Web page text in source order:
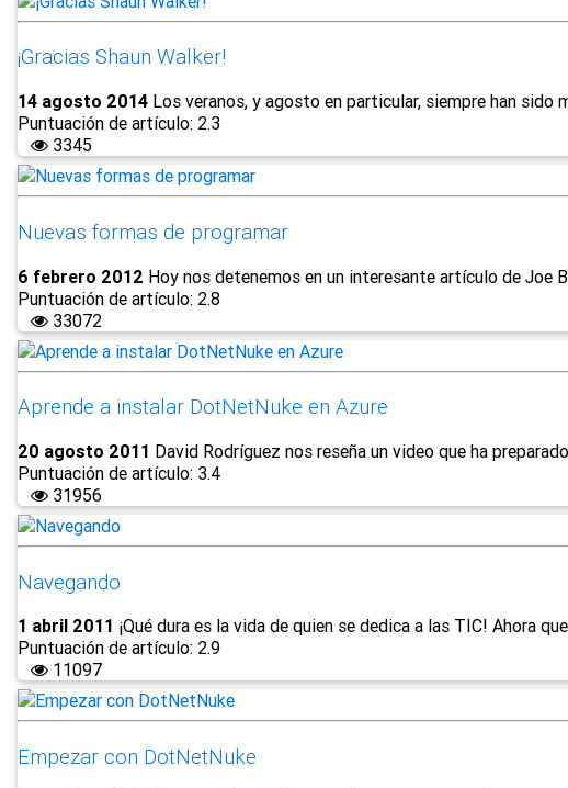
¡Gracias Shaun Walker!
14 agosto 2014 Los veranos, y agosto en particular, siempre han
Puntuación de artículo: 2.3
3345
Nuevas formas de programar
6 febrero 2012 Hoy nos detenemos en un interesante artículo de Joe
Puntuación de artículo: 2.8
33072
Aprende a instalar DotNetNuke en Azure
20 agosto 2011 David Rodríguez nos reseña un video que ha
Puntuación de artículo: 3.4
31956
Navegando
1 abril 2011 ¡Qué dura es la vida de quien se dedica a las TIC! Ahora
Puntuación de artículo: 2.9
11097
Empezar con DotNetNuke